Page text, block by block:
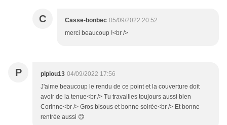
C Casse-bonbec 05/09/2022 20:52
merci beaucoup !<br />
P pipiou13 04/09/2022 17:56
J'aime beaucoup le rendu de ce point et la couverture doit
avoir de la tenue<br /> Tu travailles toujours aussi bien
Corinne<br /> Gros bisous et bonne soirée<br /> Et bonne
rentrée aussi 😊